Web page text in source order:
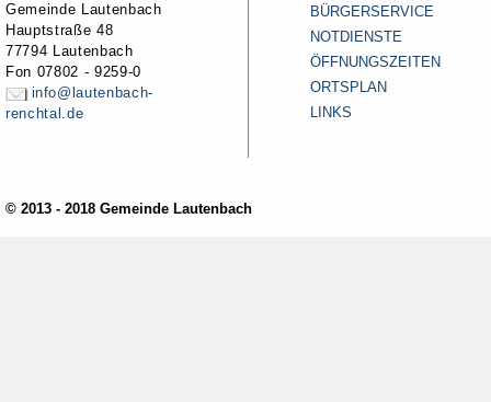
Gemeinde Lautenbach
Hauptstraße 48
77794 Lautenbach
Fon 07802 - 9259-0
info@lautenbach-
renchtal.de
BÜRGERSERVICE
NOTDIENSTE
ÖFFNUNGSZEITEN
ORTSPLAN
LINKS
© 2013 - 2018 Gemeinde Lautenbach